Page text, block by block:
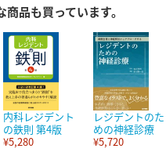
品も買っています。
内科レジデント
の鉄則 第4版
¥5,280
レジデントのた
めの神経診療
¥5,720